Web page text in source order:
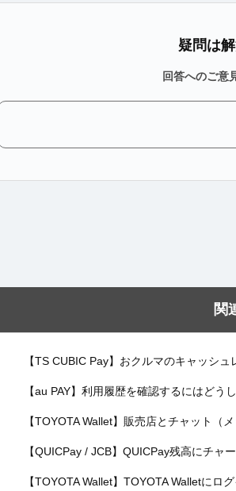
疑問は
回答へのご意
関
【TS CUBIC Pay】おクルマのキャッシ
【au PAY】利用履歴を確認するにはどう
【TOYOTA Wallet】販売店とチャット（
【QUICPay / JCB】QUICPay残高にチャ
【TOYOTA Wallet】TOYOTA Walletにロ